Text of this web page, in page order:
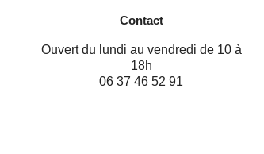
Contact
Ouvert du lundi au vendredi de 10 à
18h
06 37 46 52 91